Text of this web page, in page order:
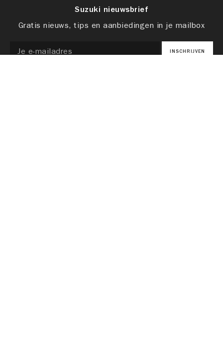
Suzuki nieuwsbrief
Gratis nieuws, tips en aanbiedingen in je mailbox
INSCHRIJVEN